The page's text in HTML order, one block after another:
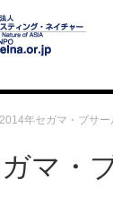
2014年セガマ・ブサー
マ・